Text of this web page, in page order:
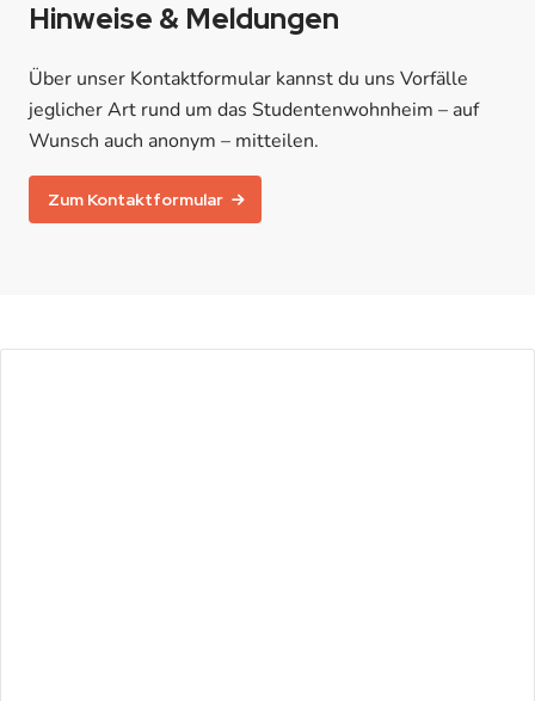
Hinweise & Meldungen
Über unser Kontaktformular kannst du uns Vorfälle
jeglicher Art rund um das Studentenwohnheim – auf
Wunsch auch anonym – mitteilen.
Zum Kontaktformular